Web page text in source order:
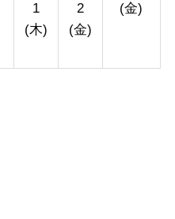
1
(木)
2
(金)
(金)